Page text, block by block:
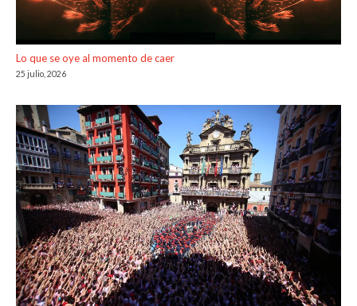
Lo que se oye al momento de caer
25 julio, 2026